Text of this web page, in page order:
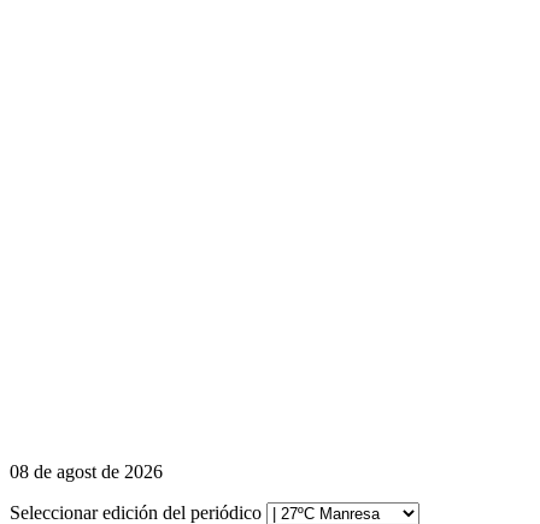
08 de agost de 2026
Seleccionar edición del periódico